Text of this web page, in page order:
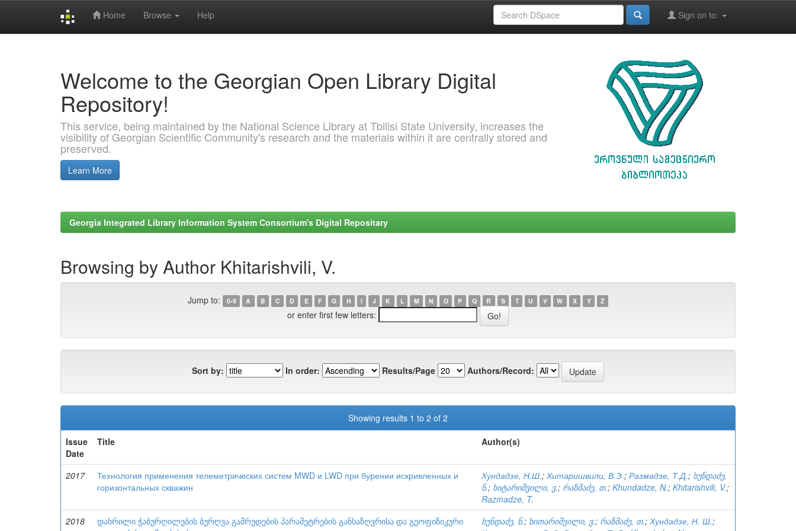
Home Browse Help Sign on to:
Welcome to the Georgian Open Library Digital
Repository!
This service, being maintained by the National Science Library at Tbilisi State University, increases the
visibility of Georgian Scientific Community's research and the materials within it are centrally stored and
preserved.
Learn More
Georgia Integrated Library Information System Consortium's Digital Repositary
Browsing by Author Khitarishvili, V.
Jump to: 0-9 A B C D E F G H I J K L M N O P Q R S T U V W X Y Z
or enter first few letters:
Sort by: In order: Results/Page Authors/Record:
Showing results 1 to 2 of 2
Issue
Date
Title Author(s)
2017
Технология применения телеметрических систем MWD и LWD при бурении искривленных и
горизонтальных скважин
Хундадзе, Н.Ш.; Хитаришвили, В.Э.; Размадзе, Т.Д.; ხუნდაძე,
ნ.; ხიტარიშვილი, ვ.; რაზმაძე, თ.; Khundadze, N.; Khitarishvili, V.;
Razmadze, T.
2018
დახრილი ჭაბურღილების ბურღვა გამრუდების პარამეტრების განსაზღვრისა და გეოფიზიკური
ხუნდაძე, ნ.; ხითარიშვილი, ვ.; რაზმაძე, თ.; Хундадзе, Н. Ш.;